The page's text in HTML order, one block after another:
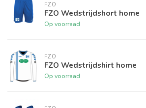
FZO
FZO Wedstrijdshort home
Op voorraad
FZO
FZO Wedstrijdshirt home
Op voorraad